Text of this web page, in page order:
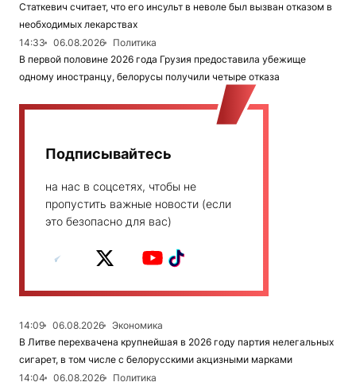
Статкевич считает, что его инсульт в неволе был вызван отказом в
необходимых лекарствах
14:33
06.08.2026
Политика
В первой половине 2026 года Грузия предоставила убежище
одному иностранцу, белорусы получили четыре отказа
Подписывайтесь
на нас в соцсетях, чтобы не
пропустить важные новости (если
это безопасно для вас)
14:09 06.08.2026
Экономика
В Литве перехвачена крупнейшая в 2026 году партия нелегальных
сигарет, в том числе с белорусскими акцизными марками
14:04
06.08.2026
Политика